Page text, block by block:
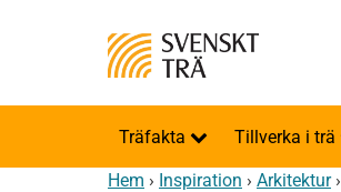
Träfakta Tillverka i trä
Hem › Inspiration › Arkitektur›